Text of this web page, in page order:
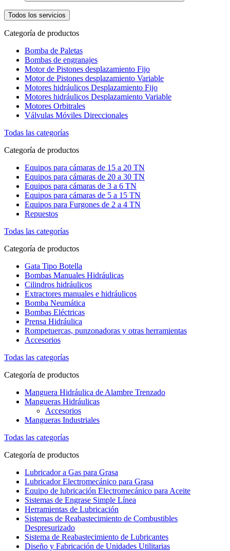
Todos los servicios
Categoría de productos
Bomba de Paletas
Bombas de engranajes
Motor de Pistones desplazamiento Fijo
Motor de Pistones desplazamiento Variable
Motores hidráulicos Desplazamiento Fijo
Motores hidráulicos Desplazamiento Variable
Motores Orbitrales
Válvulas Móviles Direccionales
Todas las categorías
Categoría de productos
Equipos para cámaras de 15 a 20 TN
Equipos para cámaras de 20 a 30 TN
Equipos para cámaras de 3 a 6 TN
Equipos para cámaras de 5 a 15 TN
Equipos para Furgones de 2 a 4 TN
Repuestos
Todas las categorías
Categoría de productos
Gata Tipo Botella
Bombas Manuales Hidráulicas
Cilindros hidráulicos
Extractores manuales e hidráulicos
Bomba Neumática
Bombas Eléctricas
Prensa Hidráulica
Rompetuercas, punzonadoras y otras herramientas
Accesorios
Todas las categorías
Categoría de productos
Manguera Hidráulica de Alambre Trenzado
Mangueras Hidráulicas
Accesorios
Mangueras Industriales
Todas las categorías
Categoría de productos
Lubricador a Gas para Grasa
Lubricador Electromecánico para Grasa
Equipo de lubricación Electromecánico para Aceite
Sistemas de Engrase Simple Línea
Herramientas de Lubricación
Sistemas de Reabastecimiento de Combustibles
Despresurizado
Sistema de Reabastecimiento de Lubricantes
Diseño y Fabricación de Unidades Utilitarias